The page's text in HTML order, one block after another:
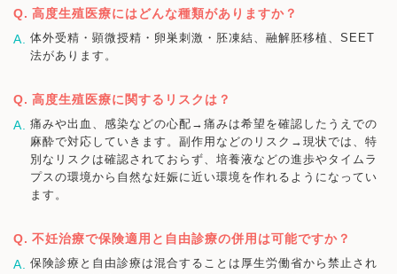
高度生殖医療にはどんな種類がありますか？
体外受精・顕微授精・卵巣刺激・胚凍結、融解胚移植、SEET
法があります。
高度生殖医療に関するリスクは？
痛みや出血、感染などの心配→痛みは希望を確認したうえでの
麻酔で対応していきます。副作用などのリスク→現状では、特
別なリスクは確認されておらず、培養液などの進歩やタイムラ
プスの環境から自然な妊娠に近い環境を作れるようになってい
ます。
不妊治療で保険適用と自由診療の併用は可能ですか？
保険診療と自由診療は混合することは厚生労働省から禁止され